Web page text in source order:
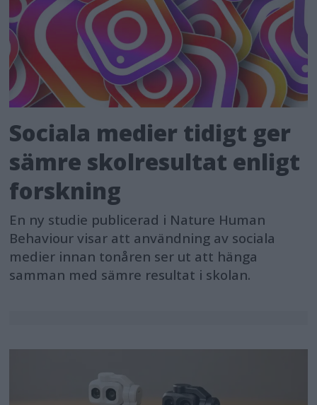
Sociala medier tidigt ger
sämre skolresultat enligt
forskning
En ny studie publicerad i Nature Human
Behaviour visar att användning av sociala
medier innan tonåren ser ut att hänga
samman med sämre resultat i skolan.